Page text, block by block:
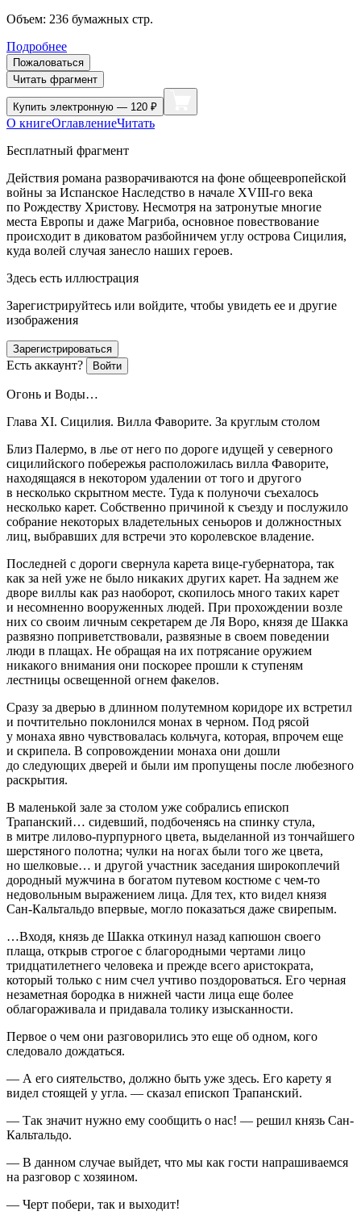
Объем: 236 бумажных стр.
Подробнее
Пожаловаться
Читать фрагмент
Купить электронную — 120 ₽
О книгеОглавлениеЧитать
Бесплатный фрагмент
Действия романа разворачиваются на фоне общеевропейской
войны за Испанское Наследство в начале XVIII-го века
по Рождеству Христову. Несмотря на затронутые многие
места Европы и даже Магриба, основное повествование
происходит в диковатом разбойничем углу острова Сицилия,
куда волей случая занесло наших героев.
Здесь есть иллюстрация
Зарегистрируйтесь или войдите, чтобы увидеть ее и другие
изображения
Зарегистрироваться
Есть аккаунт? Войти
Огонь и Воды…
Глава XI. Сицилия. Вилла Фаворите. За круглым столом
Близ Палермо, в лье от него по дороге идущей у северного
сицилийского побережья расположилась вилла Фаворите,
находящаяся в некотором удалении от того и другого
в несколько скрытном месте. Туда к полуночи съехалось
несколько карет. Собственно причиной к съезду и послужило
собрание некоторых владетельных сеньоров и должностных
лиц, выбравших для встречи это королевское владение.
Последней с дороги свернула карета вице-губернатора, так
как за ней уже не было никаких других карет. На заднем же
дворе виллы как раз наоборот, скопилось много таких карет
и несомненно вооруженных людей. При прохождении возле
них со своим личным секретарем де Ля Воро, князя де Шакка
развязно поприветствовали, развязные в своем поведении
люди в плащах. Не обращая на их потрясание оружием
никакого внимания они поскорее прошли к ступеням
лестницы освещенной огнем факелов.
Сразу за дверью в длинном полутемном коридоре их встретил
и почтительно поклонился монах в черном. Под рясой
у монаха явно чувствовалась кольчуга, которая, впрочем еще
и скрипела. В сопровождении монаха они дошли
до следующих дверей и были им пропущены после любезного
раскрытия.
В маленькой зале за столом уже собрались епископ
Трапанский… сидевший, подбоченясь на спинку стула,
в митре лилово-пурпурного цвета, выделанной из тончайшего
шерстяного полотна; чулки на ногах были того же цвета,
но шелковые… и другой участник заседания широкоплечий
дородный мужчина в богатом путевом костюме с чем-то
недовольным выражением лица. Для тех, кто видел князя
Сан-Кальтальдо впервые, могло показаться даже свирепым.
…Входя, князь де Шакка откинул назад капюшон своего
плаща, открыв строгое с благородными чертами лицо
тридцатилетнего человека и прежде всего аристократа,
который только с ним счел учтиво поздороваться. Его черная
незаметная бородка в нижней части лица еще более
облагораживала и придавала толику изысканности.
Первое о чем они разговорились это еще об одном, кого
следовало дождаться.
— А его сиятельство, должно быть уже здесь. Его карету я
видел стоящей у угла. — сказал епископ Трапанский.
— Так значит нужно ему сообщить о нас! — решил князь Сан-
Кальтальдо.
— В данном случае выйдет, что мы как гости напрашиваемся
на разговор с хозяином.
— Черт побери, так и выходит!